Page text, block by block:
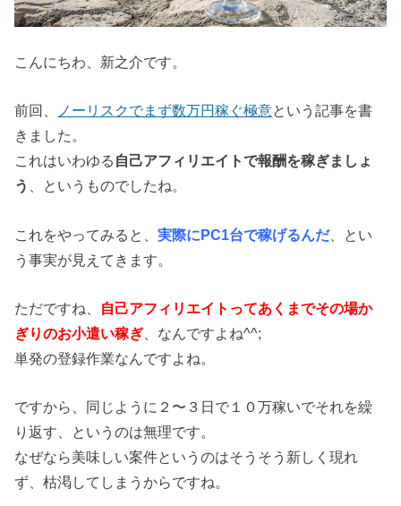
こんにちわ、新之介です。
前回、 ノーリスクでまず数万円稼ぐ極意という記事を書
きました。
これはいわゆる 自己アフィリエイトで報酬を稼ぎましょ
う
、というものでしたね。
これをやってみると、実際にPC1台で稼げるんだ、とい
う事実が見えてきます。
ただですね、 自己アフィリエイトってあくまでその場か
ぎりのお小遣い稼ぎ 、なんですよね^^;
単発の登録作業なんですよね。
ですから、同じように２〜３日で１０万稼いでそれを繰
り返す、というのは無理です。
なぜなら美味しい案件というのはそうそう新しく現れ
ず、枯渇してしまうからですね。